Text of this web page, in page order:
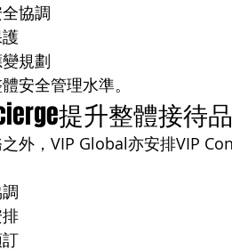
協調
規劃
安全管理水準。
提升整體接待
外，VIP Global亦安排VIP